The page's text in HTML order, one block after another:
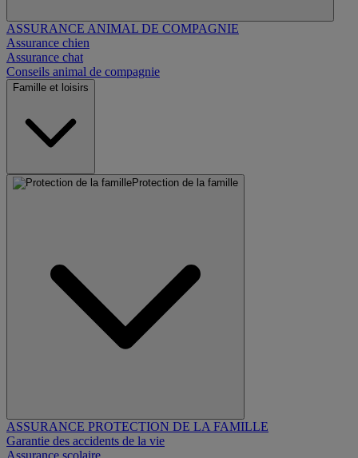
ASSURANCE ANIMAL DE COMPAGNIE
Assurance chien
Assurance chat
Conseils animal de compagnie
Famille et loisirs
Protection de la famille
ASSURANCE PROTECTION DE LA FAMILLE
Garantie des accidents de la vie
Assurance scolaire